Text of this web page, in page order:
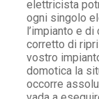
elettricista
ogni singolo
l’impianto e
corretto di
vostro
domotica la
occorre